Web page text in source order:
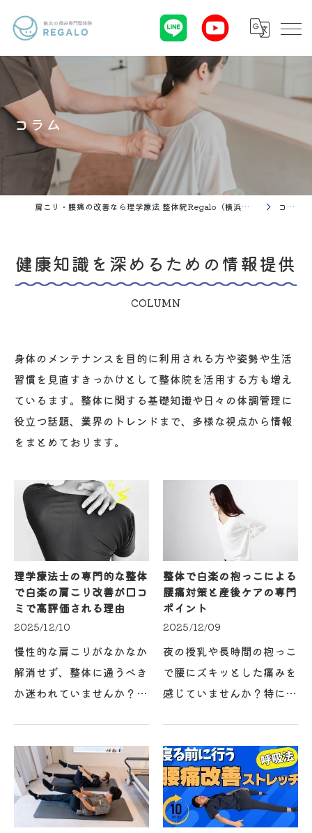
コラム
肩こり・腰痛の改善なら理学療法 整体院Regalo（横浜市神奈川区白楽駅） コラム
健康知識を深めるための情報提供
COLUMN
身体のメンテナンスを目的に利用される方や姿勢や生活
習慣を見直すきっかけとして整体院を活用する方も増え
ているます。整体に関する基礎知識や日々の体調管理に
役立つ話題、業界のトレンドまで、多様な視点から情報
をまとめております。
理学療法士の専門的な整体
で白楽の肩こり改善が口コ
ミで高評価される理由
2025/12/10
慢性的な肩こりがなかなか
解消せず、整体に通うべき
か迷われていませんか？白
く評価される整体には必ず
理由があります。特に理学
療法士が在籍する整体…
整体で白楽の抱っこによる
腰痛対策と産後ケアの専門
ポイント
2025/12/09
夜の授乳や長時間の抱っこ
で腰にズキッとした痛みを
感じていませんか？特に産
が腰痛に悩まされていま
す。こうした抱っこや姿勢
のクセによる慢性的な腰…